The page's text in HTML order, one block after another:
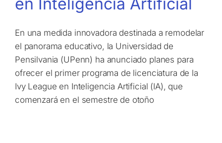
En una medida innovadora destinada a remodelar
el panorama educativo, la Universidad de
Pensilvania (UPenn) ha anunciado planes para
ofrecer el primer programa de licenciatura de la
Ivy League en Inteligencia Artificial (IA), que
comenzará en el semestre de otoño